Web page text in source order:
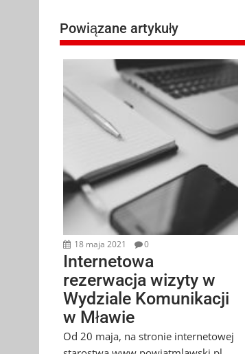
Powiązane artykuły
18 maja 2021 0
Internetowa
rezerwacja wizyty w
Wydziale Komunikacji
w Mławie
Od 20 maja, na stronie internetowej